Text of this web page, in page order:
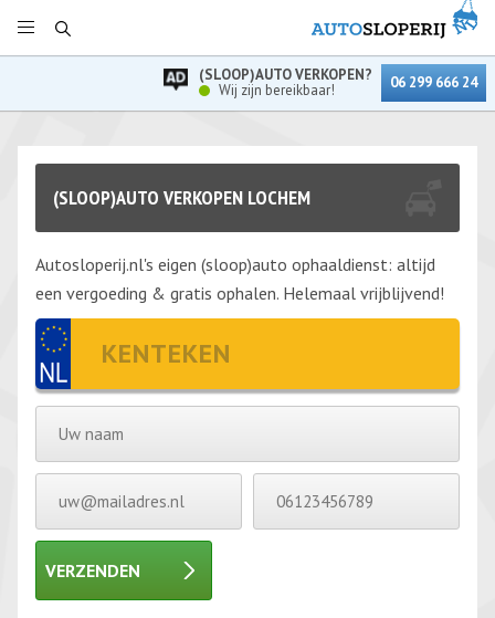
(SLOOP)AUTO VERKOPEN?
Wij zijn bereikbaar!
06 299 666 24
(SLOOP)AUTO VERKOPEN LOCHEM
Autosloperij.nl's eigen (sloop)auto ophaaldienst: altijd
een vergoeding & gratis ophalen. Helemaal vrijblijvend!
VERZENDEN